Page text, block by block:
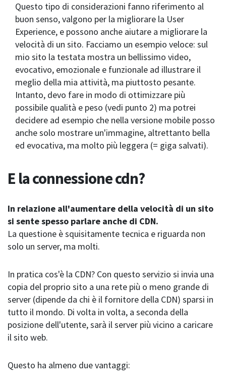
Questo tipo di considerazioni fanno riferimento al
buon senso, valgono per la migliorare la User
Experience, e possono anche aiutare a migliorare la
velocità di un sito. Facciamo un esempio veloce: sul
mio sito la testata mostra un bellissimo video,
evocativo, emozionale e funzionale ad illustrare il
meglio della mia attività, ma piuttosto pesante.
Intanto, devo fare in modo di ottimizzare più
possibile qualità e peso (vedi punto 2) ma potrei
decidere ad esempio che nella versione mobile posso
anche solo mostrare un'immagine, altrettanto bella
ed evocativa, ma molto più leggera (= giga salvati).
E la connessione cdn?
In relazione all'aumentare della velocità di un sito
si sente spesso parlare anche di CDN.
La questione è squisitamente tecnica e riguarda non
solo un server, ma molti.
In pratica cos'è la CDN? Con questo servizio si invia una
copia del proprio sito a una rete più o meno grande di
server (dipende da chi è il fornitore della CDN) sparsi in
tutto il mondo. Di volta in volta, a seconda della
posizione dell'utente, sarà il server più vicino a caricare
il sito web.
Questo ha almeno due vantaggi: